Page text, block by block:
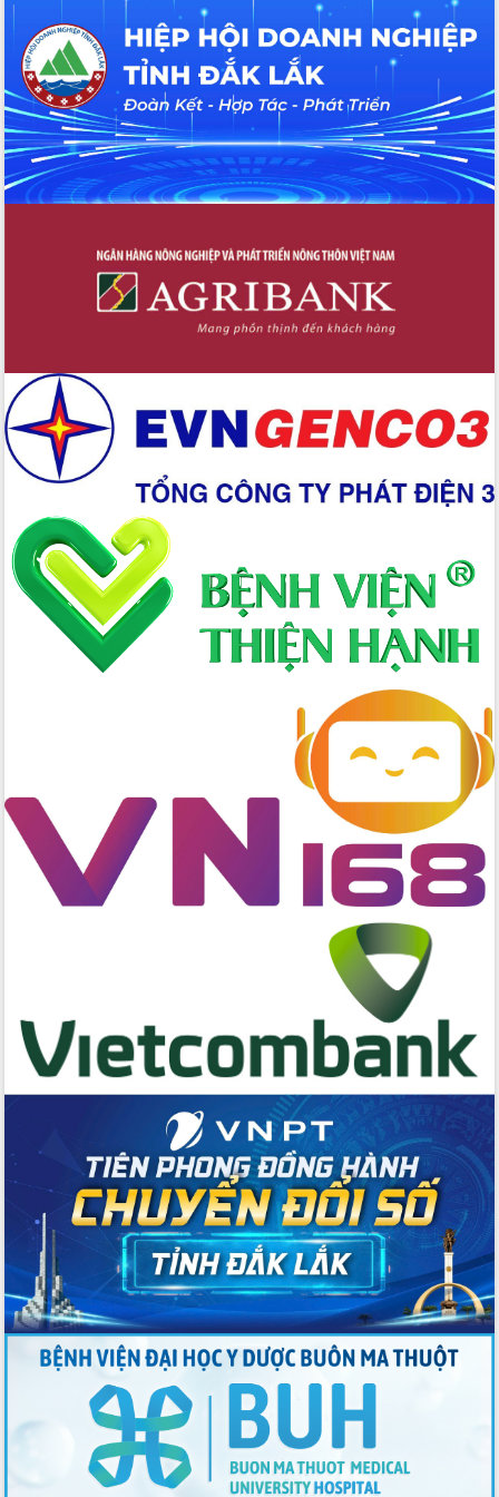
du khách thông qua Hệ thống cơ sở dữ
liệu và Bản đồ số
Tập huấn ứng dụng trí tuệ nhân tạo (AI)
trong thương mại điện tử năm 2026
Đoàn đại biểu Quốc hội tỉnh Đắk Lắk
trao đổi thông tin trước Kỳ họp thứ
nhất, Quốc hội khóa XVI
Quyết liệt cải cách hành chính, khơi
thông nguồn lực phát triển
tỉnh thông qua hiện đại hóa hành chính
Xã Ea Phê gắn cải cách hành chính với
chuyển đổi số
Phó Chủ tịch Thường trực UBND tỉnh
tâm Phục vụ hành chính công xã Ea
Xây dựng nền hành chính số đồng
hành cùng nông dân dân, doanh nghiệp
Giai đoạn 2026-2030, Đắk Lắk phấn
đấu có 77% xã đạt chuẩn nông thôn
mới
Chuyển đổi số 'mở đường' cho nông
nghiệp Đắk Lắk tăng trưởng bứt phá
Triển khai đồng bộ đo đạc, lập hồ sơ
địa chính, hoàn thiện cơ sở dữ liệu đất
Ứng dụng sinh trắc học - Bước tiến
Đắk Lắk đẩy mạnh nuôi biển công
nghệ, hướng tới phát triển thủy sản
bền vững
Tập huấn nâng cao năng lực triển khai
chuyển đổi số cho cán bộ, công chức
Đẩy mạnh cải cách hành chính, quyết
tâm đạt được mục tiêu tăng trưởng
hai con số trong năm 2026
Tổ chức trang trọng Lễ hội Đền thờ
Lương Văn Chánh năm 2026
Phó Bí thư Tỉnh ủy Đắk Lắk Đỗ Hữu
Huy giữ chức Bí thư Đảng ủy Ủy Ban
Nhân dân tỉnh
Bệnh án điện tử thúc đẩy chuyển đổi
số y tế tại Đắk Lắk
Chuyển đổi số thư viện: Mở rộng
không gian tri thức trong thời đại số
Đánh giá, rút kinh nghiệm công tác tổ
chức diễn tập trước ngày bầu cử
Chương trình “Gặp gỡ hữu nghị –
Friendship Meeting New Year 2026”
Bầu cử Quốc hội và HĐND: Cử tri Đắk
Lắk gửi gắm niềm tin, kỳ vọng vào lá
Đắk Lắk sẵn sàng các điều kiện cho